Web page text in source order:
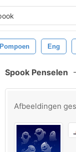
Pompoen Eng
Spook Penselen -
Afbeeldingen